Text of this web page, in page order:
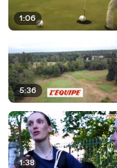
1:06
5:36
1:38